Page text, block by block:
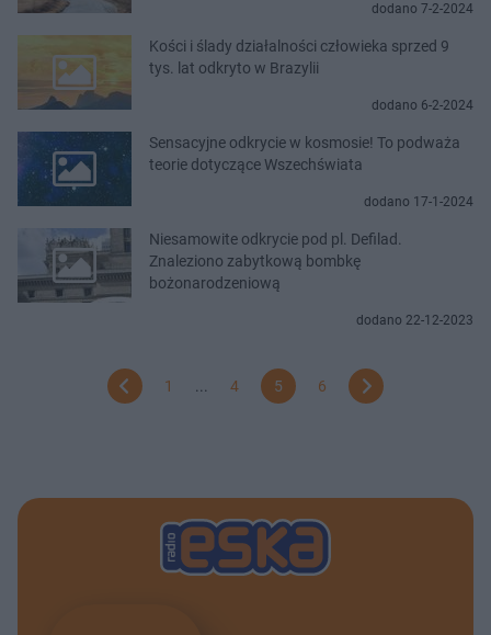
dodano 7-2-2024
Kości i ślady działalności człowieka sprzed 9
tys. lat odkryto w Brazylii
dodano 6-2-2024
Sensacyjne odkrycie w kosmosie! To podważa
teorie dotyczące Wszechświata
dodano 17-1-2024
Niesamowite odkrycie pod pl. Defilad.
Znaleziono zabytkową bombkę
bożonarodzeniową
dodano 22-12-2023
1 ... 4 5 6